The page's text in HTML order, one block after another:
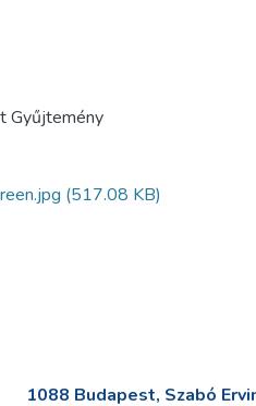
Gyűjtemény
(517.08 KB)
1088 Budapest, Szabó